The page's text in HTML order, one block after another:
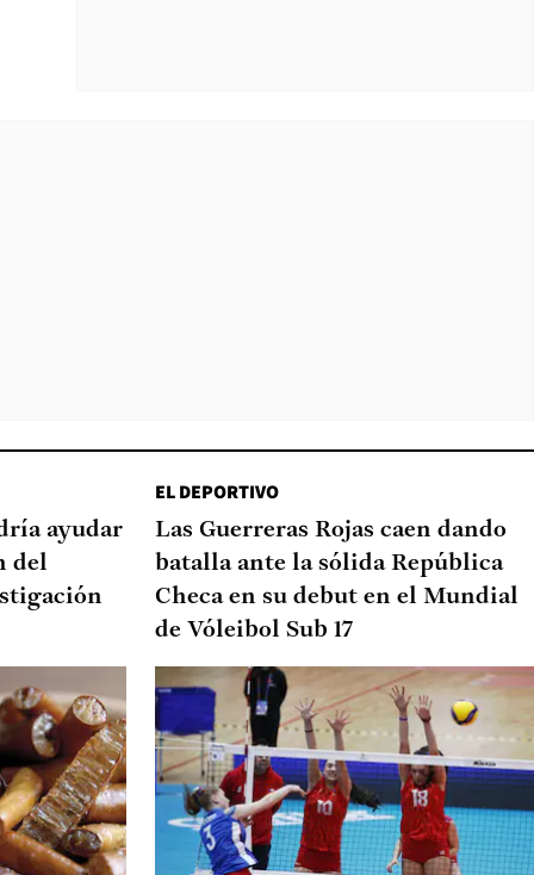
ayudar
del
EL DEPORTIVO
Las Guerreras Rojas caen dando
batalla ante la sólida República
Checa en su debut en el Mundial
de Vóleibol Sub 17